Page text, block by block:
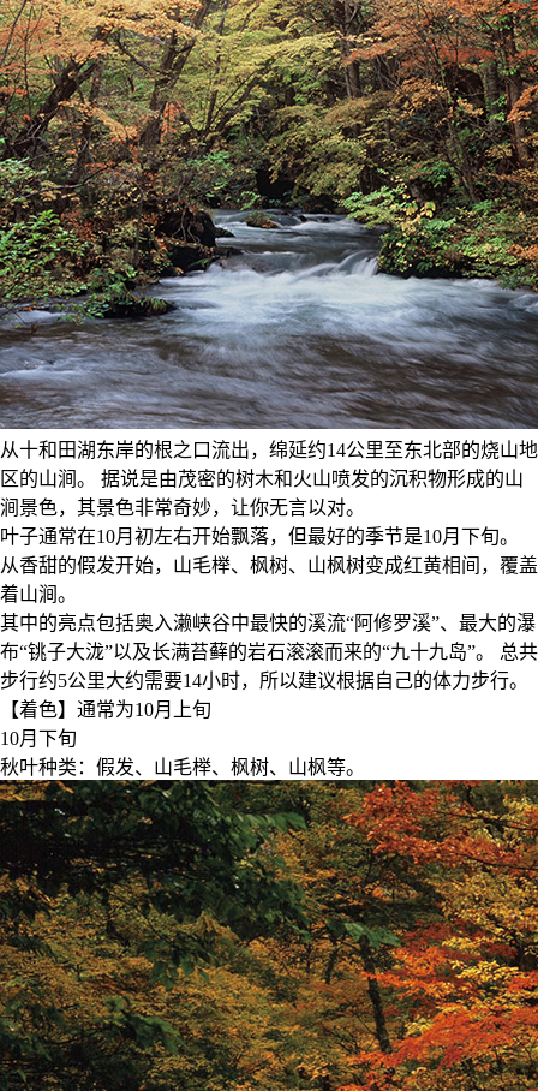
从十和田湖东岸的根之口流出，绵延约14公里至东北部的烧山地
区的山涧。 据说是由茂密的树木和火山喷发的沉积物形成的山
涧景色，其景色非常奇妙，让你无言以对。
叶子通常在10月初左右开始飘落，但最好的季节是10月下旬。
从香甜的假发开始，山毛榉、枫树、山枫树变成红黄相间，覆盖
着山涧。
其中的亮点包括奥入濑峡谷中最快的溪流“阿修罗溪”、最大的瀑
布“铫子大泷”以及长满苔藓的岩石滚滚而来的“九十九岛”。 总共
步行约5公里大约需要14小时，所以建议根据自己的体力步行。
【着色】通常为10月上旬
10月下旬
秋叶种类：假发、山毛榉、枫树、山枫等。